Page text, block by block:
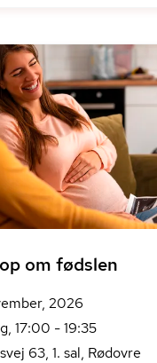
om fødslen
2026
17:00 - 19:35
63, 1. sal, Rødovre